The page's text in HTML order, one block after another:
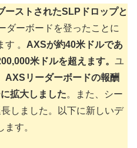
ーストされたSLPドロップと
ダーボードを登ったことに
。 AXSが約40米ドルであ
米ドルを超えます。 ユ
AXSリーダーボードの報酬
拡大しました。また、シー
しました。以下に新しいデ
す。